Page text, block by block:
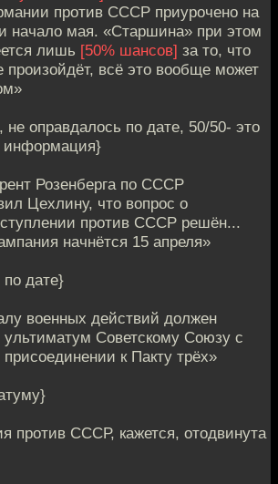
против СССР приурочено на
начало мая. «Старшина» при этом
лишь [50% шансов] за то, что
произойдёт, всё это вообще может
оправдалось по дате, 50/50- это
информация}
Розенберга по СССР
Цехлину, что вопрос о
против СССР решён...
начнётся 15 апреля»
дате}
военных действий должен
ультиматум Советскому Союзу с
к Пакту трёх»
против СССР, кажется, отодвинута